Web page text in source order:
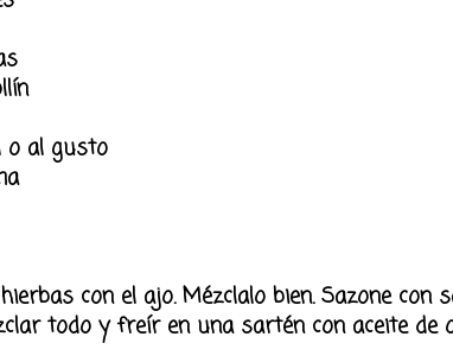
o al gusto
con el ajo. Mézclalo bien. Sazone
todo y freír en una sartén con aceite